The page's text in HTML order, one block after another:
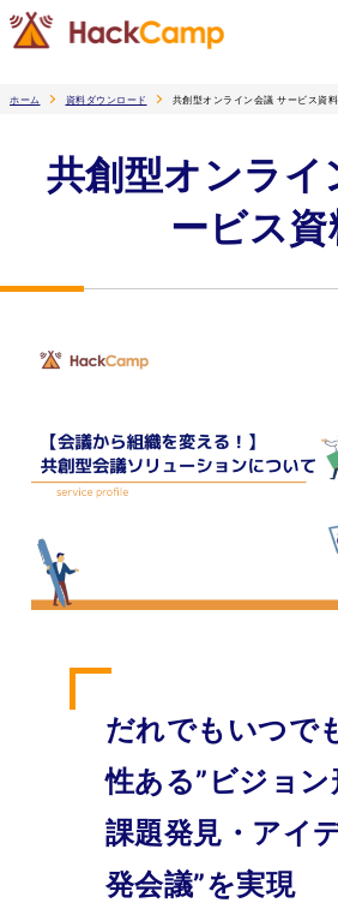
ホーム 資料ダウンロード 共創型オンライン会議 サービス資料
共創型オンライ
ービス資
だれでもいつで
性ある”ビジョン
課題発見・アイ
発会議”を実現